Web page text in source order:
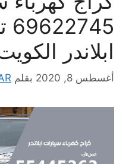
ابلاندر
أغسطس 8, 2020 بقلم